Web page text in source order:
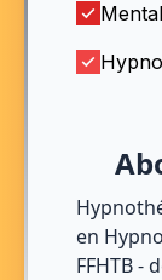
Mental
en
FFHTB -